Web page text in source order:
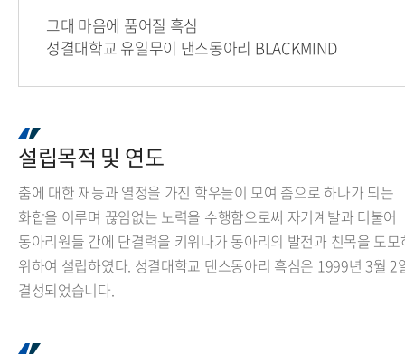
그대 마음에 품어질 흑심
성결대학교 유일무이 댄스동아리 BLACKMIND
설립목적 및 연도
춤에 대한 재능과 열정을 가진 학우들이 모여 춤으로 하나가 되는
화합을 이루며 끊임없는 노력을 수행함으로써 자기계발과 더불어
동아리원들 간에 단결력을 키워나가 동아리의 발전과 친목을 도모
위하여 설립하였다. 성결대학교 댄스동아리 흑심은 1999년 3월 2
결성되었습니다.